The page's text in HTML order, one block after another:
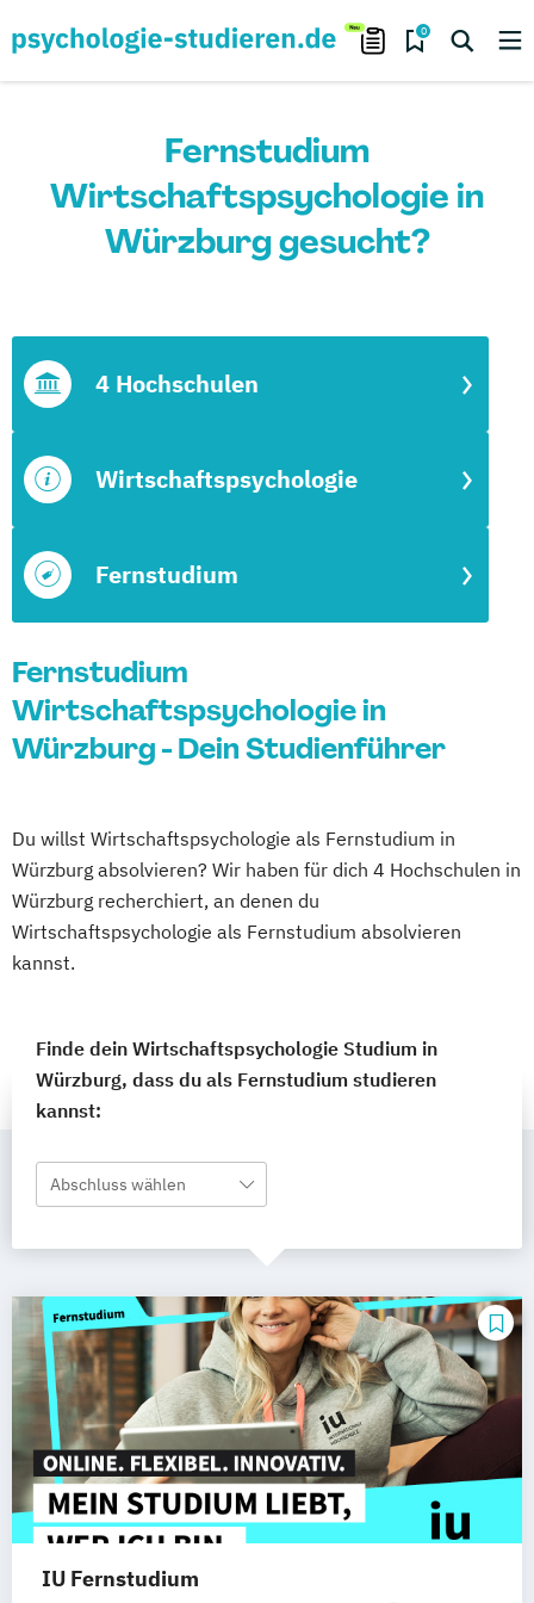
0
Fernstudium
Wirtschaftspsychologie in
Würzburg gesucht?
Fernstudium
Wirtschaftspsychologie
4 Hochschulen
Fernstudium
Wirtschaftspsychologie in
Würzburg - Dein Studienführer
Du willst Wirtschaftspsychologie als Fernstudium in
Würzburg absolvieren? Wir haben für dich 4 Hochschulen in
Würzburg recherchiert, an denen du
Wirtschaftspsychologie als Fernstudium absolvieren
kannst.
Finde dein Wirtschaftspsychologie Studium in
Würzburg, dass du als Fernstudium studieren
kannst:
Abschluss wählen
IU Fernstudium